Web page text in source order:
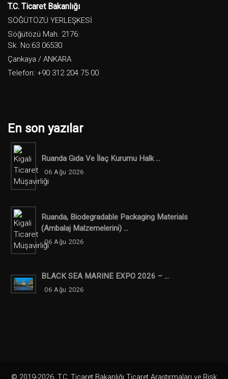
T.C. Ticaret Bakanlığı
SÖĞÜTÖZÜ YERLEŞKESİ
Söğütözü Mah. 2176.
Sk. No:63 06530
Çankaya / ANKARA
Telefon: +90 312 204 75 00
En son yazılar
Ruanda Gıda Ve İlaç Kurumu Halk ...
06 Ağu 2026
Ruanda, Biodegradable Packaging Materials
(ambalaj Malzemelerini) ...
06 Ağu 2026
BLACK SEA MARINE EXPO 2026 – ...
06 Ağu 2026